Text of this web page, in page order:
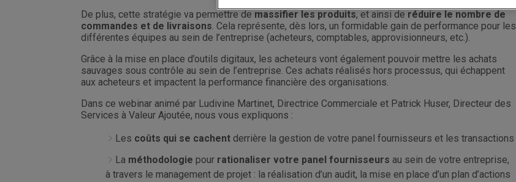
De plus, cette stratégie va permettre de massifier les produits, et ainsi de réduire le nombre de
commandes et de livraisons. Cela représente, dès lors, un formidable gain de performance pour les
différentes équipes au sein de l’entreprise (acheteurs, comptables, approvisionneurs, etc.).
Grâce à la mise en place d’outils digitaux, les acheteurs vont également pouvoir mettre les achats
sauvages sous contrôle au sein de l’entreprise. Ces achats réalisés hors processus, qui échappent
aux acheteurs et impactent la performance financière des organisations.
Dans ce webinar animé par Ludivine Martinet, Directrice Commerciale et Patrick Huser, Directeur des
Services à Valeur Ajoutée, nous vous expliquons :
Les coûts qui se cachent derrière la gestion de votre panel fournisseurs et les transactions
La méthodologie pour rationaliser votre panel fournisseurs au sein de votre entreprise,
à travers le management de projet : la réalisation d’un audit, la mise en place d’un plan d’actions